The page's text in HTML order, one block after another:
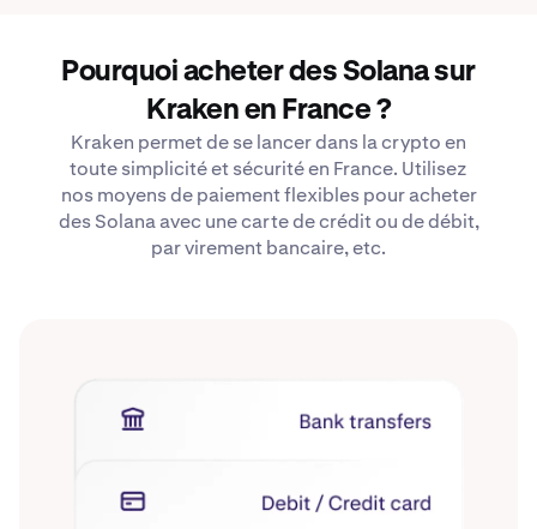
Pourquoi acheter des Solana sur
Kraken en France ?
Kraken permet de se lancer dans la crypto en
toute simplicité et sécurité en France. Utilisez
nos moyens de paiement flexibles pour acheter
des Solana avec une carte de crédit ou de débit,
par virement bancaire, etc.